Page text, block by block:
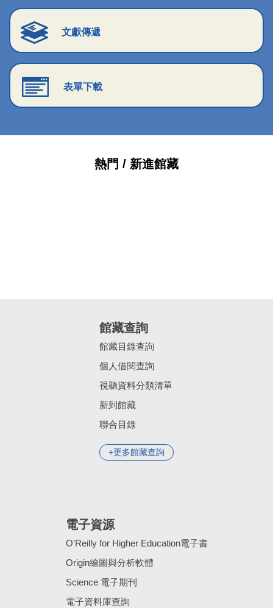
文獻傳遞
表單下載
熱門 / 新進館藏
館藏查詢
館藏目錄查詢
個人借閱查詢
視聽資料分類清單
新到館藏
聯合目錄
更多館藏查詢
電子資源
O'Reilly for Higher Education電子書
Origin繪圖與分析軟體
Science 電子期刊
電子資料庫查詢